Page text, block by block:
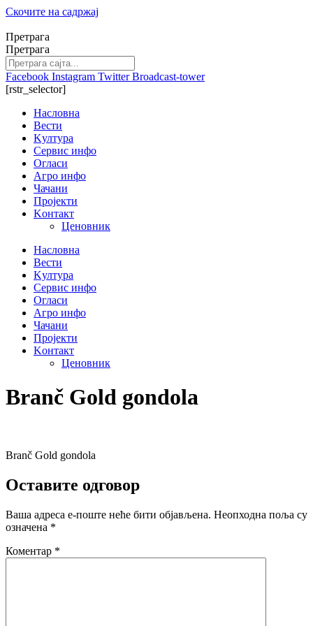
Скочите на садржај
Претрага
Претрага
Facebook Instagram Twitter Broadcast-tower
[rstr_selector]
Насловна
Вести
Kултура
Сервис инфо
Огласи
Агро инфо
Чачани
Пројекти
Kонтакт
Ценовник
Насловна
Вести
Kултура
Сервис инфо
Огласи
Агро инфо
Чачани
Пројекти
Kонтакт
Ценовник
Branč Gold gondola
Branč Gold gondola
Оставите одговор
Ваша адреса е-поште неће бити објављена. Неопходна поља су
означена *
Коментар *